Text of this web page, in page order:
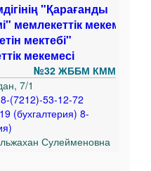
"Қарағанды
мемлекеттік
мектебі"
мекемесі
№32 ЖББМ КММ
7/1
8-(7212)-53-12-72
(бухгалтерия) 8-
Сулейменовна